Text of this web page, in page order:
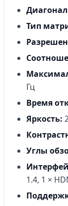
Тип
Гц
Время
Яркость:
Углы
1.4, 1 ×